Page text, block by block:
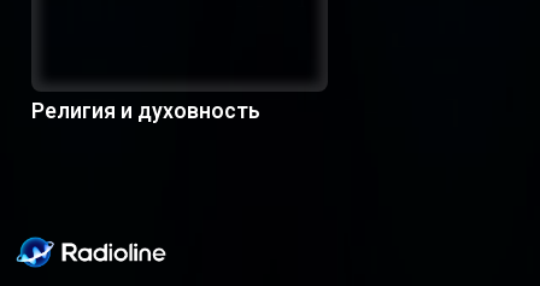
Религия и духовность